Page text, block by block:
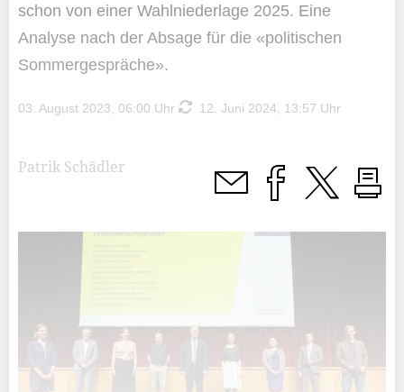
schon von einer Wahlniederlage 2025. Eine
Analyse nach der Absage für die «politischen
Sommergespräche».
03. August 2023, 06:00 Uhr 12. Juni 2024, 13:57 Uhr
Patrik Schädler